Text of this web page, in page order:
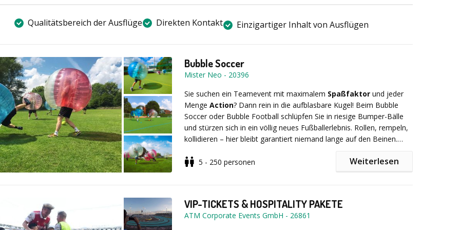
Gehen auch Sie auf die Mission: Titelgewinn!
Ort
Durchführung und Betreuung durch qualifizierten Coach
Optional
Siegerehrung
Pokale, Medaillen
Dauer: ca. 2 - 2,5 Stunden
Teilnehmer: ab 10 Personen
Termin: ganzjährig durchführbar (indoor & outdoor)
Leistungen Tower of Power:
Qualitätsbereich der Ausflüge Direkten Kontakt Einzigartiger Inhalt von Ausflügen
Bubble Soccer
Mister Neo - 20396
Sie suchen ein Teamevent mit maximalem Spaßfaktor und jeder
Menge Action? Dann rein in die aufblasbare Kugel! Beim Bubble
Soccer oder Bubble Football schlüpfen Sie in riesige Bumper-Bälle
und stürzen sich in ein völlig neues Fußballerlebnis. Rollen, rempeln,
kollidieren – hier bleibt garantiert niemand lange auf den Beinen.
witzigsten Spielball auf dem Feld werden. Lachen und Chaos sind
Perspektive. Ob Turniermodus oder lockeres Spaßspiel – hier zählt
vor allem eines: gemeinsam Spaß haben. Sind Sie bereit für den
ultimativen Aufprall?
5 - 250 personen Weiterlesen
VIP-TICKETS & HOSPITALITY PAKETE
ATM Corporate Events GmbH - 26861